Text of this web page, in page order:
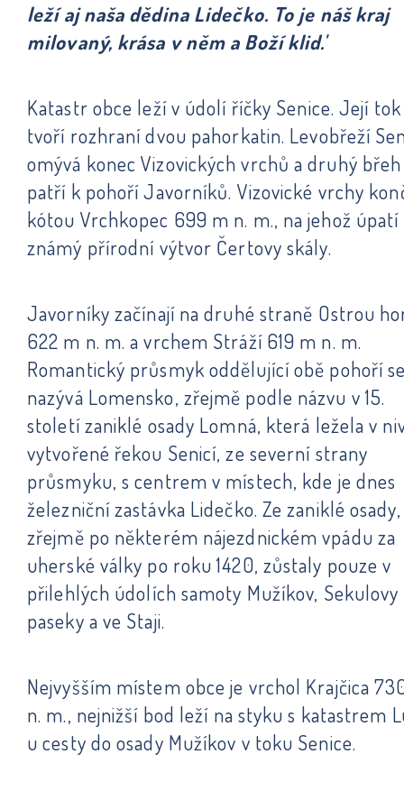
leží aj naša dědina Lidečko. To je náš kraj
milovaný, krása v něm a Boží klid.'
Katastr obce leží v údolí říčky Senice. Její tok
tvoří rozhraní dvou pahorkatin. Levobřeží
omývá konec Vizovických vrchů a druhý břeh
patří k pohoří Javorníků. Vizovické vrchy
kótou Vrchkopec 699 m n. m., na jehož
známý přírodní výtvor Čertovy skály.
Javorníky začínají na druhé straně Ostrou
622 m n. m. a vrchem Stráží 619 m n. m.
Romantický průsmyk oddělující obě pohoří
nazývá Lomensko, zřejmě podle názvu v 15.
století zaniklé osady Lomná, která ležela v
vytvořené řekou Senicí, ze severní strany
průsmyku, s centrem v místech, kde je dnes
železniční zastávka Lidečko. Ze zaniklé osady,
zřejmě po některém nájezdnickém vpádu za
uherské války po roku 1420, zůstaly pouze v
přilehlých údolích samoty Mužíkov, Sekulovy
paseky a ve Staji.
Nejvyšším místem obce je vrchol Krajčica
n. m., nejnižší bod leží na styku s katastrem
u cesty do osady Mužíkov v toku Senice.